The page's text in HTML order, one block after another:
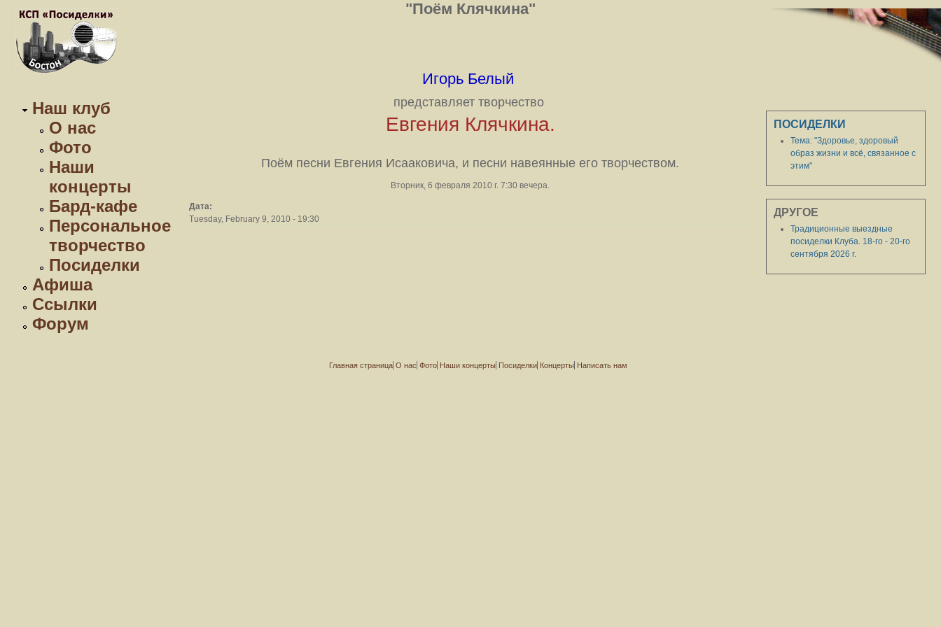
Наш клуб
О нас
Фото
Наши
концерты
Бард-кафе
Персональное
творчество
Посиделки
Афиша
Ссылки
Форум
"Поём Клячкина"
Игорь Белый
представляет творчество
Евгения Клячкина.
Поём песни Евгения Исааковича, и песни навеянные его творчеством.
Вторник, 6 февраля 2010 г. 7:30 вечера.
Дата:
Tuesday, February 9, 2010 - 19:30
ПОСИДЕЛКИ
Тема: "Здоровье, здоровый
образ жизни и всё, связанное с
этим"
ДРУГОЕ
Традиционные выездные
посиделки Клуба. 18-го - 20-го
сентября 2026 г.
Главная страница О нас Фото Наши концерты Посиделки Концерты Написать нам